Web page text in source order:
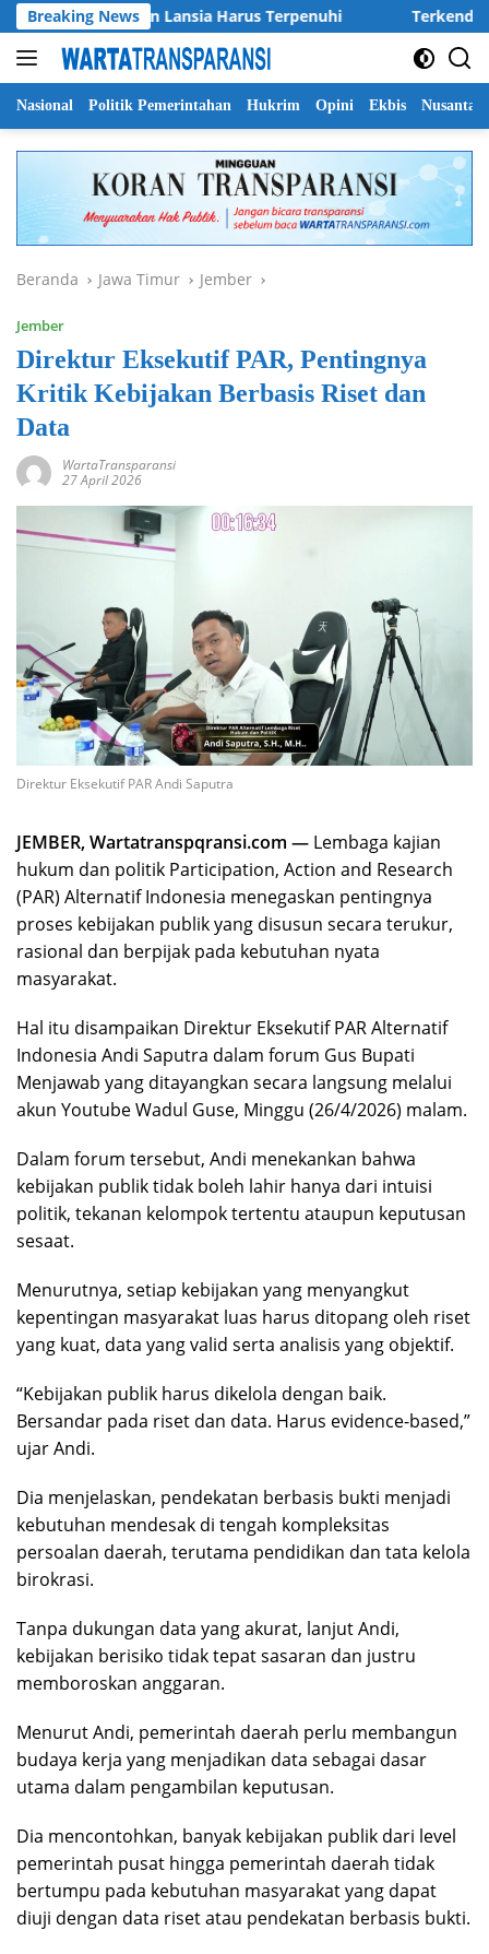
Langsung
ke
konten
Breaking News
Anak Dan Lansia Harus Terpenuhi Terkendala
Nasional Politik Pemerintahan Hukrim Opini Ekbis Nusantara
Beranda Jawa Timur Jember
Jember
Direktur Eksekutif PAR, Pentingnya
Kritik Kebijakan Berbasis Riset dan
Data
WartaTransparansi
27 April 2026
Direktur Eksekutif PAR Andi Saputra
JEMBER, Wartatranspqransi.com — Lembaga kajian
hukum dan politik Participation, Action and Research
(PAR) Alternatif Indonesia menegaskan pentingnya
proses kebijakan publik yang disusun secara terukur,
rasional dan berpijak pada kebutuhan nyata
masyarakat.
Hal itu disampaikan Direktur Eksekutif PAR Alternatif
Indonesia Andi Saputra dalam forum Gus Bupati
Menjawab yang ditayangkan secara langsung melalui
akun Youtube Wadul Guse, Minggu (26/4/2026) malam.
Dalam forum tersebut, Andi menekankan bahwa
kebijakan publik tidak boleh lahir hanya dari intuisi
politik, tekanan kelompok tertentu ataupun keputusan
sesaat.
Menurutnya, setiap kebijakan yang menyangkut
kepentingan masyarakat luas harus ditopang oleh riset
yang kuat, data yang valid serta analisis yang objektif.
“Kebijakan publik harus dikelola dengan baik.
Bersandar pada riset dan data. Harus evidence-based,”
ujar Andi.
Dia menjelaskan, pendekatan berbasis bukti menjadi
kebutuhan mendesak di tengah kompleksitas
persoalan daerah, terutama pendidikan dan tata kelola
birokrasi.
Tanpa dukungan data yang akurat, lanjut Andi,
kebijakan berisiko tidak tepat sasaran dan justru
memboroskan anggaran.
Menurut Andi, pemerintah daerah perlu membangun
budaya kerja yang menjadikan data sebagai dasar
utama dalam pengambilan keputusan.
Dia mencontohkan, banyak kebijakan publik dari level
pemerintah pusat hingga pemerintah daerah tidak
bertumpu pada kebutuhan masyarakat yang dapat
diuji dengan data riset atau pendekatan berbasis bukti.